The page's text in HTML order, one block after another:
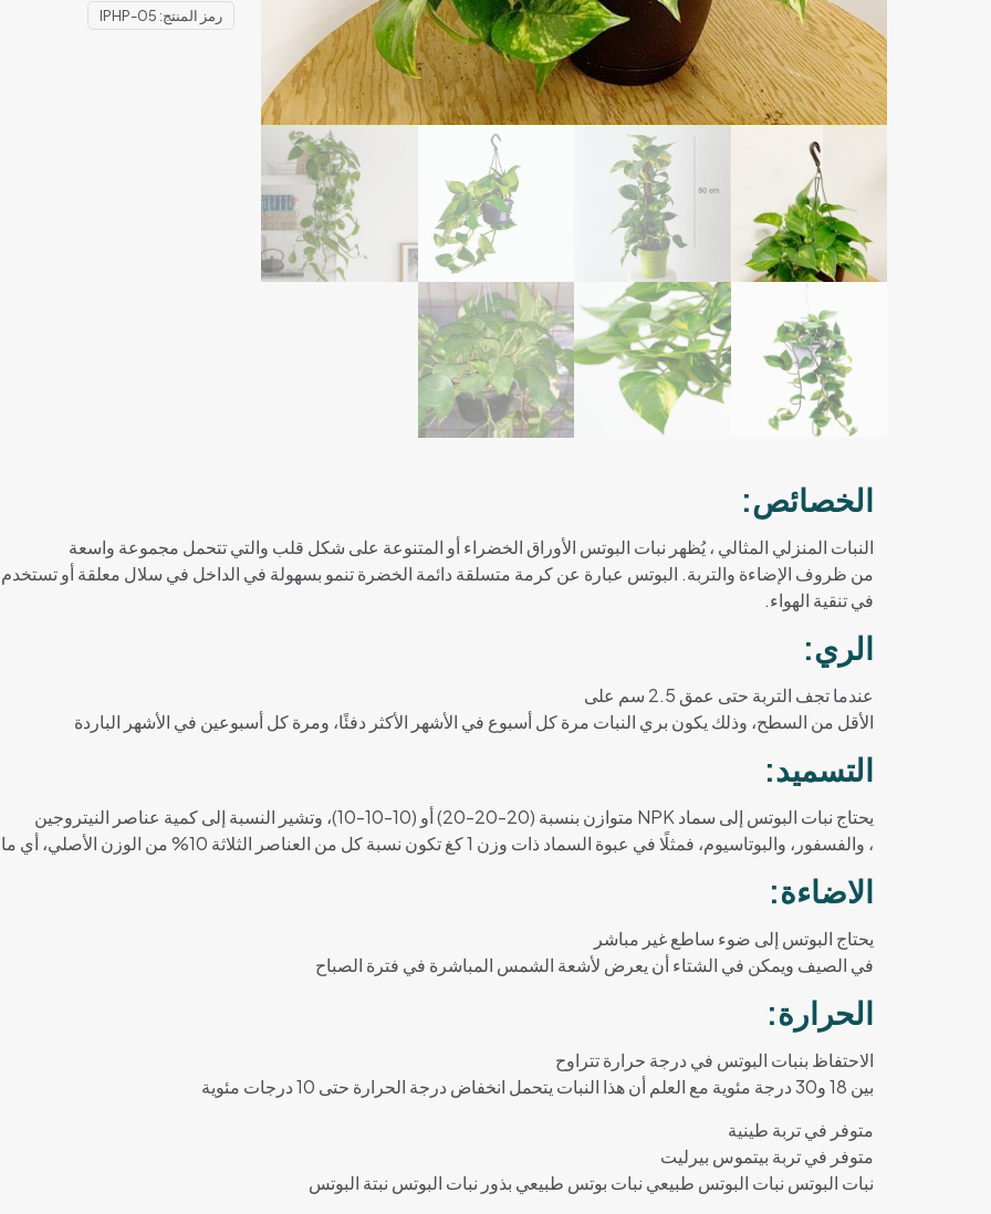
رمز المنتج: IPHP-05
الخصائص:
النبات المنزلي المثالي ، يُظهر نبات البوتس الأوراق الخضراء أو المتنوعة على شكل قلب والتي تتحمل مجموعة واسعة
من ظروف الإضاءة والتربة. البوتس عبارة عن كرمة متسلقة دائمة الخضرة تنمو بسهولة في الداخل في سلال معلقة أو تستخدم
في تنقية الهواء.
الري:
عندما تجف التربة حتى عمق 2.5 سم على
الأقل من السطح، وذلك يكون بري النبات مرة كل أسبوع في الأشهر الأكثر دفئًا، ومرة كل أسبوعين في الأشهر الباردة
التسميد:
يحتاج نبات البوتس إلى سماد NPK متوازن بنسبة (20-20-20) أو (10-10-10)، وتشير النسبة إلى كمية عناصر النيتروجين
، والفسفور، والبوتاسيوم، فمثلًا في عبوة السماد ذات وزن 1 كغ تكون نسبة كل من العناصر الثلاثة 10% من الوزن الأصلي، أي ما يعادل 100 غم من الإجمالي لكل من العناصر الثلاثة
الاضاءة:
يحتاج البوتس إلى ضوء ساطع غير مباشر
في الصيف ويمكن في الشتاء أن يعرض لأشعة الشمس المباشرة في فترة الصباح
الحرارة:
الاحتفاظ بنبات البوتس في درجة حرارة تتراوح
بين 18 و30 درجة مئوية مع العلم أن هذا النبات يتحمل انخفاض درجة الحرارة حتى 10 درجات مئوية
متوفر في تربة طينية
متوفر في تربة بيتموس بيرليت
نبات البوتس نبات البوتس طبيعي نبات بوتس طبيعي بذور نبات البوتس نبتة البوتس